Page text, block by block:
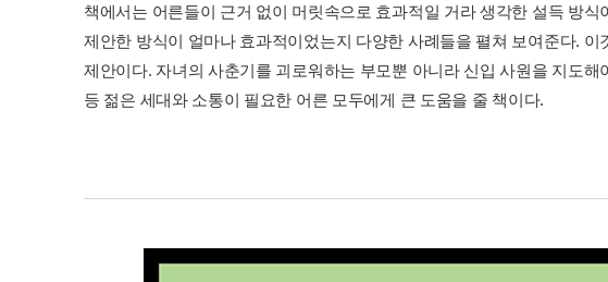
책에서는 어른들이 근거 없이 머릿속으로 효과적일 거라 생각한 설득 방
제안한 방식이 얼마나 효과적이었는지 다양한 사례들을 펼쳐 보여준다.
제안이다. 자녀의 사춘기를 괴로워하는 부모뿐 아니라 신입 사원을 지도
등 젊은 세대와 소통이 필요한 어른 모두에게 큰 도움을 줄 책이다.